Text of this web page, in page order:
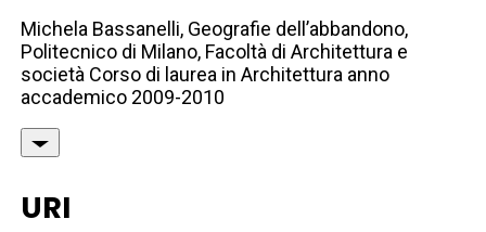
Michela Bassanelli, Geografie dell’abbandono,
Politecnico di Milano, Facoltà di Architettura e
società Corso di laurea in Architettura anno
accademico 2009-2010
URI